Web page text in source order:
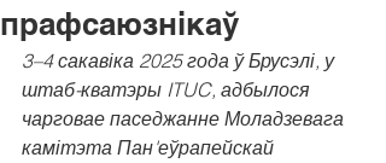
прафсаюзнікаў
3–4 сакавіка 2025 года ў Брусэлі, у
штаб-кватэры ITUC, адбылося
чарговае паседжанне Моладзевага
камітэта Пан'еўрапейскай